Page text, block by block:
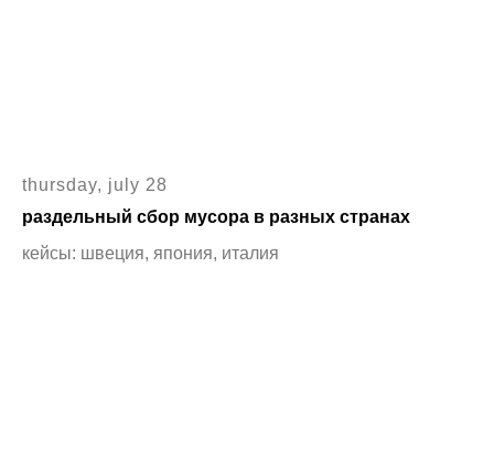
thursday, july 28
раздельный сбор мусора в разных странах
кейсы: швеция, япония, италия